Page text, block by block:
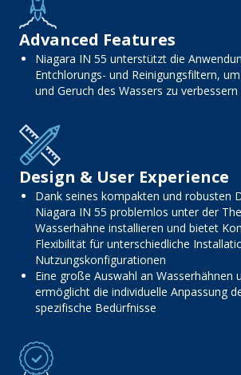
Advanced Features
Niagara IN 55 unterstützt die
Entchlorungs- und Reinigungsfiltern,
und Geruch des Wassers zu verbessern
Design & User Experience
Dank seines kompakten und robusten
Niagara IN 55 problemlos unter der
Wasserhähne installieren und bietet
Flexibilität für unterschiedliche
Nutzungskonfigurationen
Eine große Auswahl an Wasserhähnen
ermöglicht die individuelle Anpassung
spezifische Bedürfnisse